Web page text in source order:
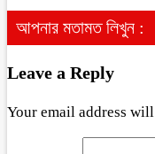
আপনার মতামত লিখুন :
Leave a Reply
Your email address